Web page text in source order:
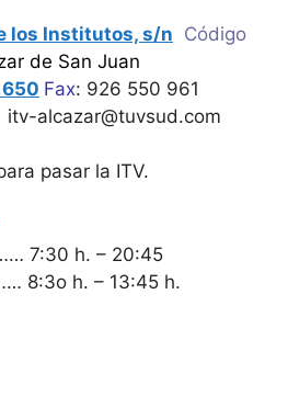
los Institutos, s/n Código
de San Juan
Fax: 926 550 961
itv-alcazar@tuvsud.com
pasar la ITV.
7:30 h. – 20:45
8:3o h. – 13:45 h.